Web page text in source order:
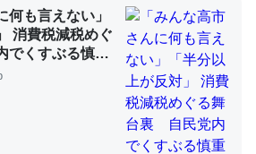
カルシウムを大量に使う脊椎動物と貝
な…。腹足類だと殻を無くしてナメク
】昆虫学の大問題＝「昆虫はなぜ海にいな
何も言えない」
消費税減税めぐ
くすぶる慎重
ライト】｜FNN